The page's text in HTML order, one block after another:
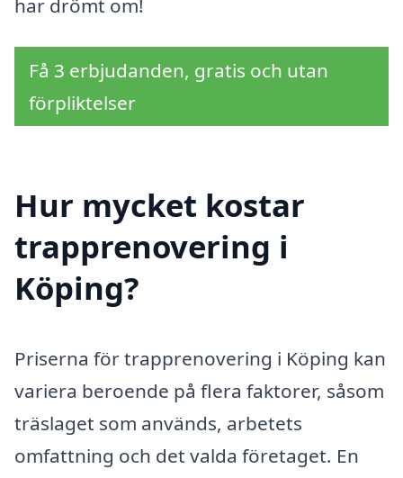
har drömt om!
Få 3 erbjudanden, gratis och utan
förpliktelser
Hur mycket kostar
trapprenovering i
Köping?
Priserna för trapprenovering i Köping kan
variera beroende på flera faktorer, såsom
träslaget som används, arbetets
omfattning och det valda företaget. En